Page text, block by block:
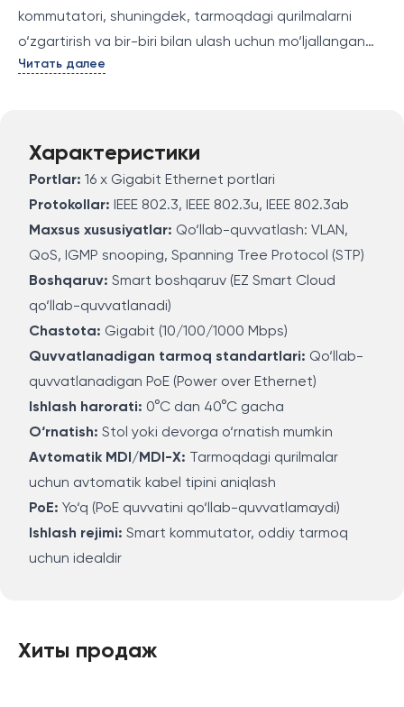
kommutatori, shuningdek, tarmoqdagi qurilmalarni
o‘zgartirish va bir-biri bilan ulash uchun mo‘ljallangan
qurilma. U yuqori tezlikda va ishonchli tarmoq ulanishini
tarmoqqa ulash imkonini beradi. TL-SG1016DE yuqori
quvvatli tarmoqlar uchun ishlatilishi mumkin, ko‘p
Читать далее
Характеристики
Portlar: 16 x Gigabit Ethernet portlari
Protokollar: IEEE 802.3, IEEE 802.3u, IEEE 802.3ab
Maxsus xususiyatlar: Qo‘llab-quvvatlash: VLAN,
QoS, IGMP snooping, Spanning Tree Protocol (STP)
Boshqaruv: Smart boshqaruv (EZ Smart Cloud
qo‘llab-quvvatlanadi)
Chastota: Gigabit (10/100/1000 Mbps)
Quvvatlanadigan tarmoq standartlari: Qo‘llab-
quvvatlanadigan PoE (Power over Ethernet)
Ishlash harorati: 0°C dan 40°C gacha
O‘rnatish: Stol yoki devorga o‘rnatish mumkin
Avtomatik MDI/MDI-X: Tarmoqdagi qurilmalar
uchun avtomatik kabel tipini aniqlash
PoE: Yo‘q (PoE quvvatini qo‘llab-quvvatlamaydi)
Ishlash rejimi: Smart kommutator, oddiy tarmoq
uchun idealdir
Хиты продаж